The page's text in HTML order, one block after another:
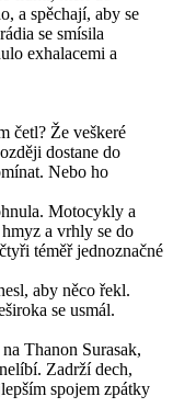
a spěchají, aby se
se smísila
exhalacemi a
četl? Že veškeré
dostane do
Nebo ho
Motocykly a
a vrhly se do
téměř jednoznačné
aby něco řekl.
se usmál.
Thanon Surasak,
Zadrží dech,
spojem zpátky